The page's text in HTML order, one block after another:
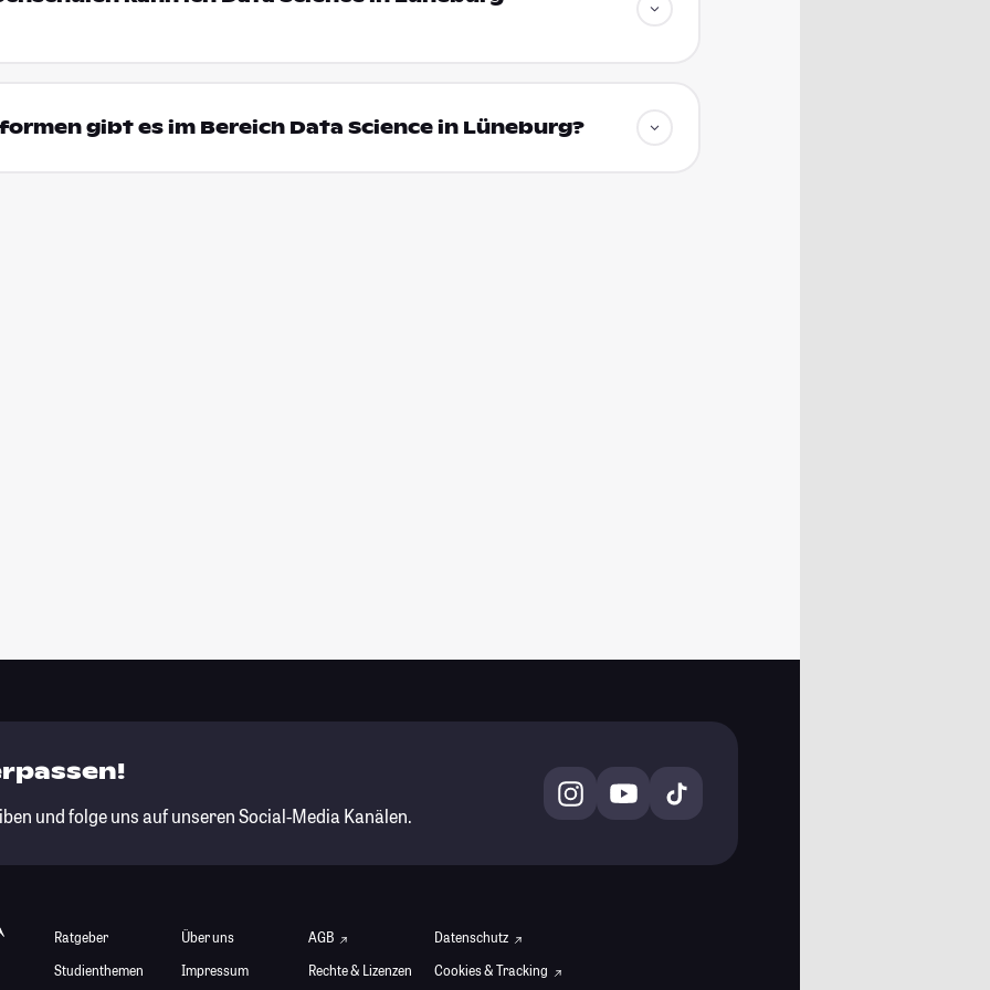
gibt es im Bereich Data Science in Lüneburg?
und folge uns auf unseren Social-Media Kanälen.
Ratgeber
Studienthemen
Über uns
Impressum
AGB
Rechte & Lizenzen
Datenschutz
Cookies & Tracking